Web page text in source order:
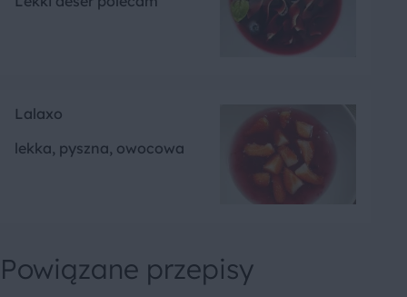
Lalaxo
lekka, pyszna, owocowa
Powiązane przepisy